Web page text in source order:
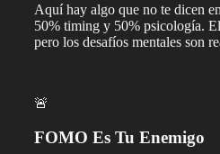
Aquí hay algo que no te dicen
50% timing y 50% psicología.
pero los desafíos mentales son
🚨
FOMO Es Tu Enemigo